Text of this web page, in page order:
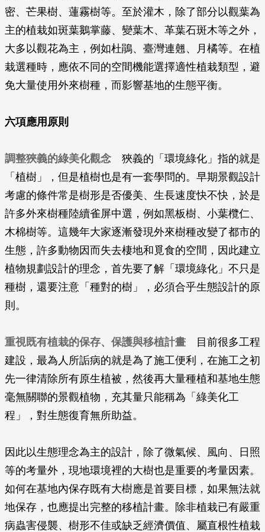
密、芒果樹、蓮霧樹等。至於灌木，除了部分以觀葉為
主的植栽如斑葉鵝掌藤、變葉木、革葉石斑木等之外，
大多以觀花為主，例如杜鵑、臺灣連翹、月橘等。在植
栽選種時，應依不同的空間機能選擇適性植栽類型，避
免大量使用外來樹種，而影響基地的生態平衡。
六項應用原則
調整狹義的綠美化觀念 狹義的「環境綠化」指的就是
「植樹」，但是植樹也是有一套學問的。早期景觀設計
考慮的條件常是樹形是否優美、生長速度快不快，於是
許多外來樹種陸續雀屏中選，例如黑板樹、小葉欖仁、
木棉樹等。這幾年大家逐漸發現外來樹種改變了都市的
生態，許多動物因而失去棲地和覓食的空間，因此建立
植物規劃設計的理念，首先要了解「環境綠化」不只是
種樹，還要注意「種對的樹」，必須合乎生態設計的原
則。
重視既有植栽的保存、保護與移植計畫 目前很多工程
建設，最為人所詬病的就是為了施工便利，在施工之初
先一律清除所有原生植被，然後再大量種植和基地生態
毫無關聯的景觀植物，充其量只能稱為「綠美化工
程」，對生態復育無所助益。
因此以生態理念為主的設計，除了微氣候、風向、日照
等的考量外，現地環境裡的大樹也是重要的考量因素。
如何在基地內保存既有大樹應是首要目標，如果無法就
地保存，也應提出完整的移植計畫。除非植栽已有嚴重
病蟲害侵襲、樹形不佳或缺乏經濟價值、屬直根性植栽